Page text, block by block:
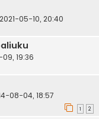
2021-05-10, 20:40
19:36
08-04, 18:57
1 2